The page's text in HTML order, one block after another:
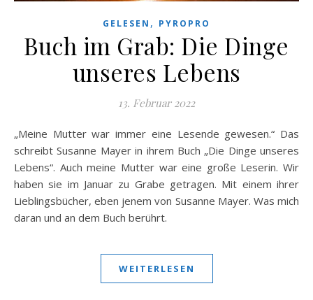
GELESEN , PYROPRO
Buch im Grab: Die Dinge
unseres Lebens
13. Februar 2022
„Meine Mutter war immer eine Lesende gewesen.“ Das
schreibt Susanne Mayer in ihrem Buch „Die Dinge unseres
Lebens“. Auch meine Mutter war eine große Leserin. Wir
haben sie im Januar zu Grabe getragen. Mit einem ihrer
Lieblingsbücher, eben jenem von Susanne Mayer. Was mich
daran und an dem Buch berührt.
WEITERLESEN